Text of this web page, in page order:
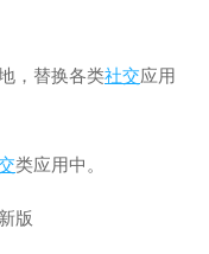
，替换各类社交应用
类应用中。